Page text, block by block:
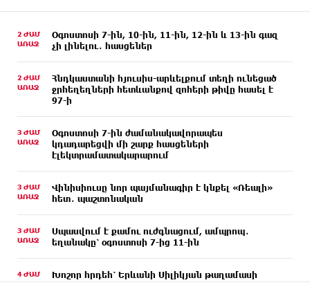
2 ԺԱՄ
ԱՌԱՋ
Օգոստոսի 7-ին, 10-ին, 11-ին, 12-ին և 13-ին գազ
չի լինելու․ հասցեներ
2 ԺԱՄ
ԱՌԱՋ
Հնդկաստանի հյուսիս-արևելքում տեղի ունեցած
ջրհեղեղների հետևանքով զոհերի թիվը հասել է
97-ի
3 ԺԱՄ
ԱՌԱՋ
Օգոստոսի 7-ին ժամանակավորապես
կդադարեցվի մի շարք հասցեների
էլեկտրամատակարարում
3 ԺԱՄ
ԱՌԱՋ
Վինիսիուսը նոր պայմանագիր է կնքել «Ռեալի»
հետ․ պաշտոնական
3 ԺԱՄ
ԱՌԱՋ
Սպասվում է քամու ուժգնացում, ամպրոպ․
եղանակը՝ օգոստոսի 7-ից 11-ին
4 ԺԱՄ
ԱՌԱՋ
Խոշոր հրդեհ՝ Երևանի Սիլիկյան թաղամասի